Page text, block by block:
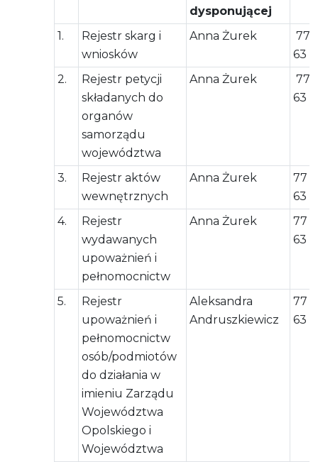
dysponującej
1.
Rejestr skarg i
wniosków
Anna Żurek
77
63
2.
Rejestr petycji
składanych do
organów
samorządu
województwa
Anna Żurek
77
63
3.
Rejestr aktów
wewnętrznych
Anna Żurek
77
63
4.
Rejestr
wydawanych
upoważnień i
pełnomocnictw
Anna Żurek
77
63
5.
Rejestr
upoważnień i
pełnomocnictw
osób/podmiotów
do działania w
imieniu Zarządu
Województwa
Opolskiego i
Województwa
Aleksandra
Andruszkiewicz
77
63